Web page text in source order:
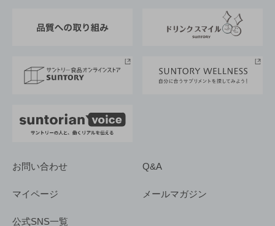
採用情報
お問い合わせ Q&A
マイページ メールマガジン
公式SNS一覧